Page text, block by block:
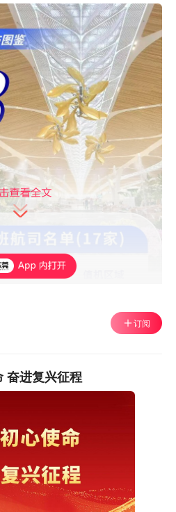
订阅
奋进复兴征程